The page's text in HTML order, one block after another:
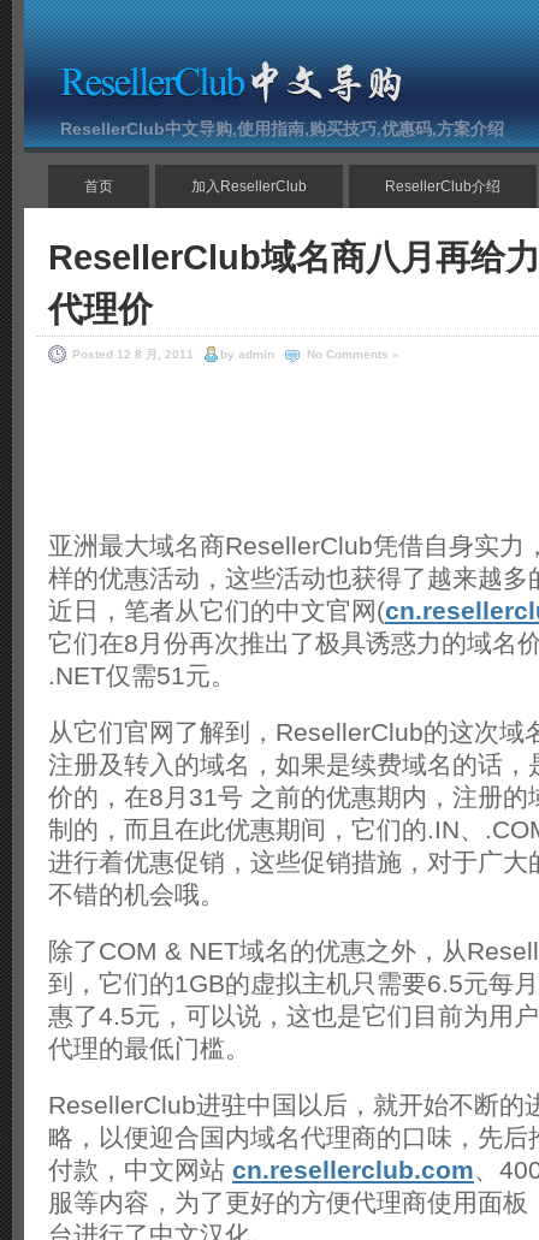
ResellerClub中文导购,使用指南,购买技巧,优惠码,方案介绍
首页 加入ResellerClub ResellerClub介绍
ResellerClub域名商八月再给
代理价
Posted 12 8 月, 2011 by admin No Comments »
亚洲最大域名商ResellerClub凭借自身实力
样的优惠活动，这些活动也获得了越来越多
近日，笔者从它们的中文官网(
它们在8月份再次推出了极具诱惑力的域名
.NET仅需51元。
从它们官网了解到，ResellerClub的这次域
注册及转入的域名，如果是续费域名的话，
价的，在8月31号 之前的优惠期内，注册的
制的，而且在此优惠期间，它们的.IN、
进行着优惠促销，这些促销措施，对于广大
不错的机会哦。
除了COM & NET域名的优惠之外，从
到，它们的1GB的虚拟主机只需要6.5元每
惠了4.5元，可以说，这也是它们目前为用
代理的最低门槛。
ResellerClub进驻中国以后，就开始不断的
略，以便迎合国内域名代理商的口味，先后
付款，中文网站 cn.resellerclub.com、
服等内容，为了更好的方便代理商使用面板